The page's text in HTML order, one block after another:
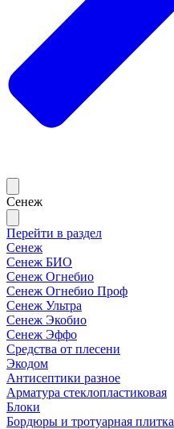
Сенеж
Перейти в раздел
Сенеж
Сенеж БИО
Сенеж Огнебио
Сенеж Огнебио Проф
Сенеж Ультра
Сенеж Экобио
Сенеж Эффо
Средства от плесени
Экодом
Антисептики разное
Арматура стеклопластиковая
Блоки
Бордюры и тротуарная плитка